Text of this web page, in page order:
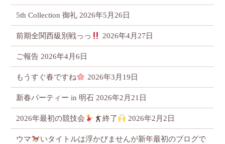
5th Collection 御礼 2026年5月26日
前期全関西級別戦っっ 2026年4月27日
ご報告 2026年4月6日
もうすぐ春ですね 2026年3月19日
新春パーティー in 明石 2026年2月21日
2026年最初の競技会 終了 2026年2月2日
ウマ
いタイトルは浮かびませんが新年最初のブログで